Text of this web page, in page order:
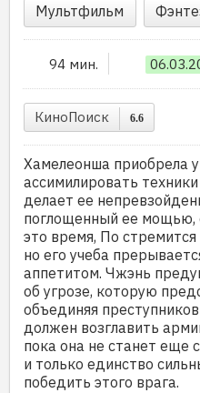
Мультфильм
94 мин.
КиноПоиск 6.6
Хамелеонша приобрела
ассимилировать
делает ее
поглощенный ее мощью,
это время, По
но его учеба
аппетитом. Чжэнь
об угрозе, которую
объединяя
должен возглавить
пока она не станет еще
и только единство
победить этого врага.